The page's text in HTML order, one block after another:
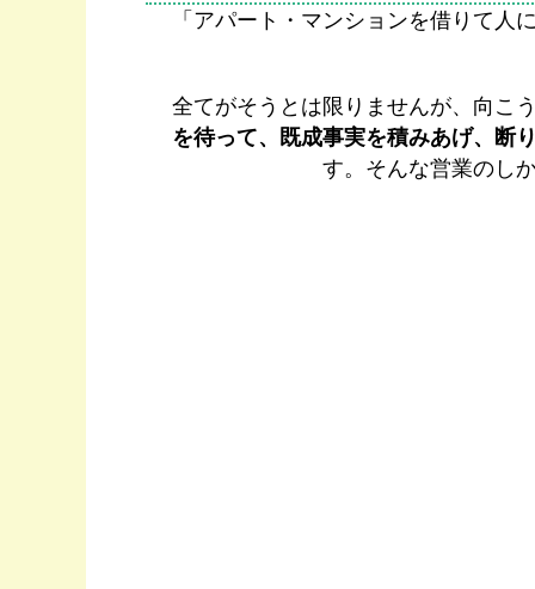
「アパート・マンションを借りて
全てがそうとは限りませんが、向こ
を待って、既成事実を積みあげ、断
す。そんな営業のし